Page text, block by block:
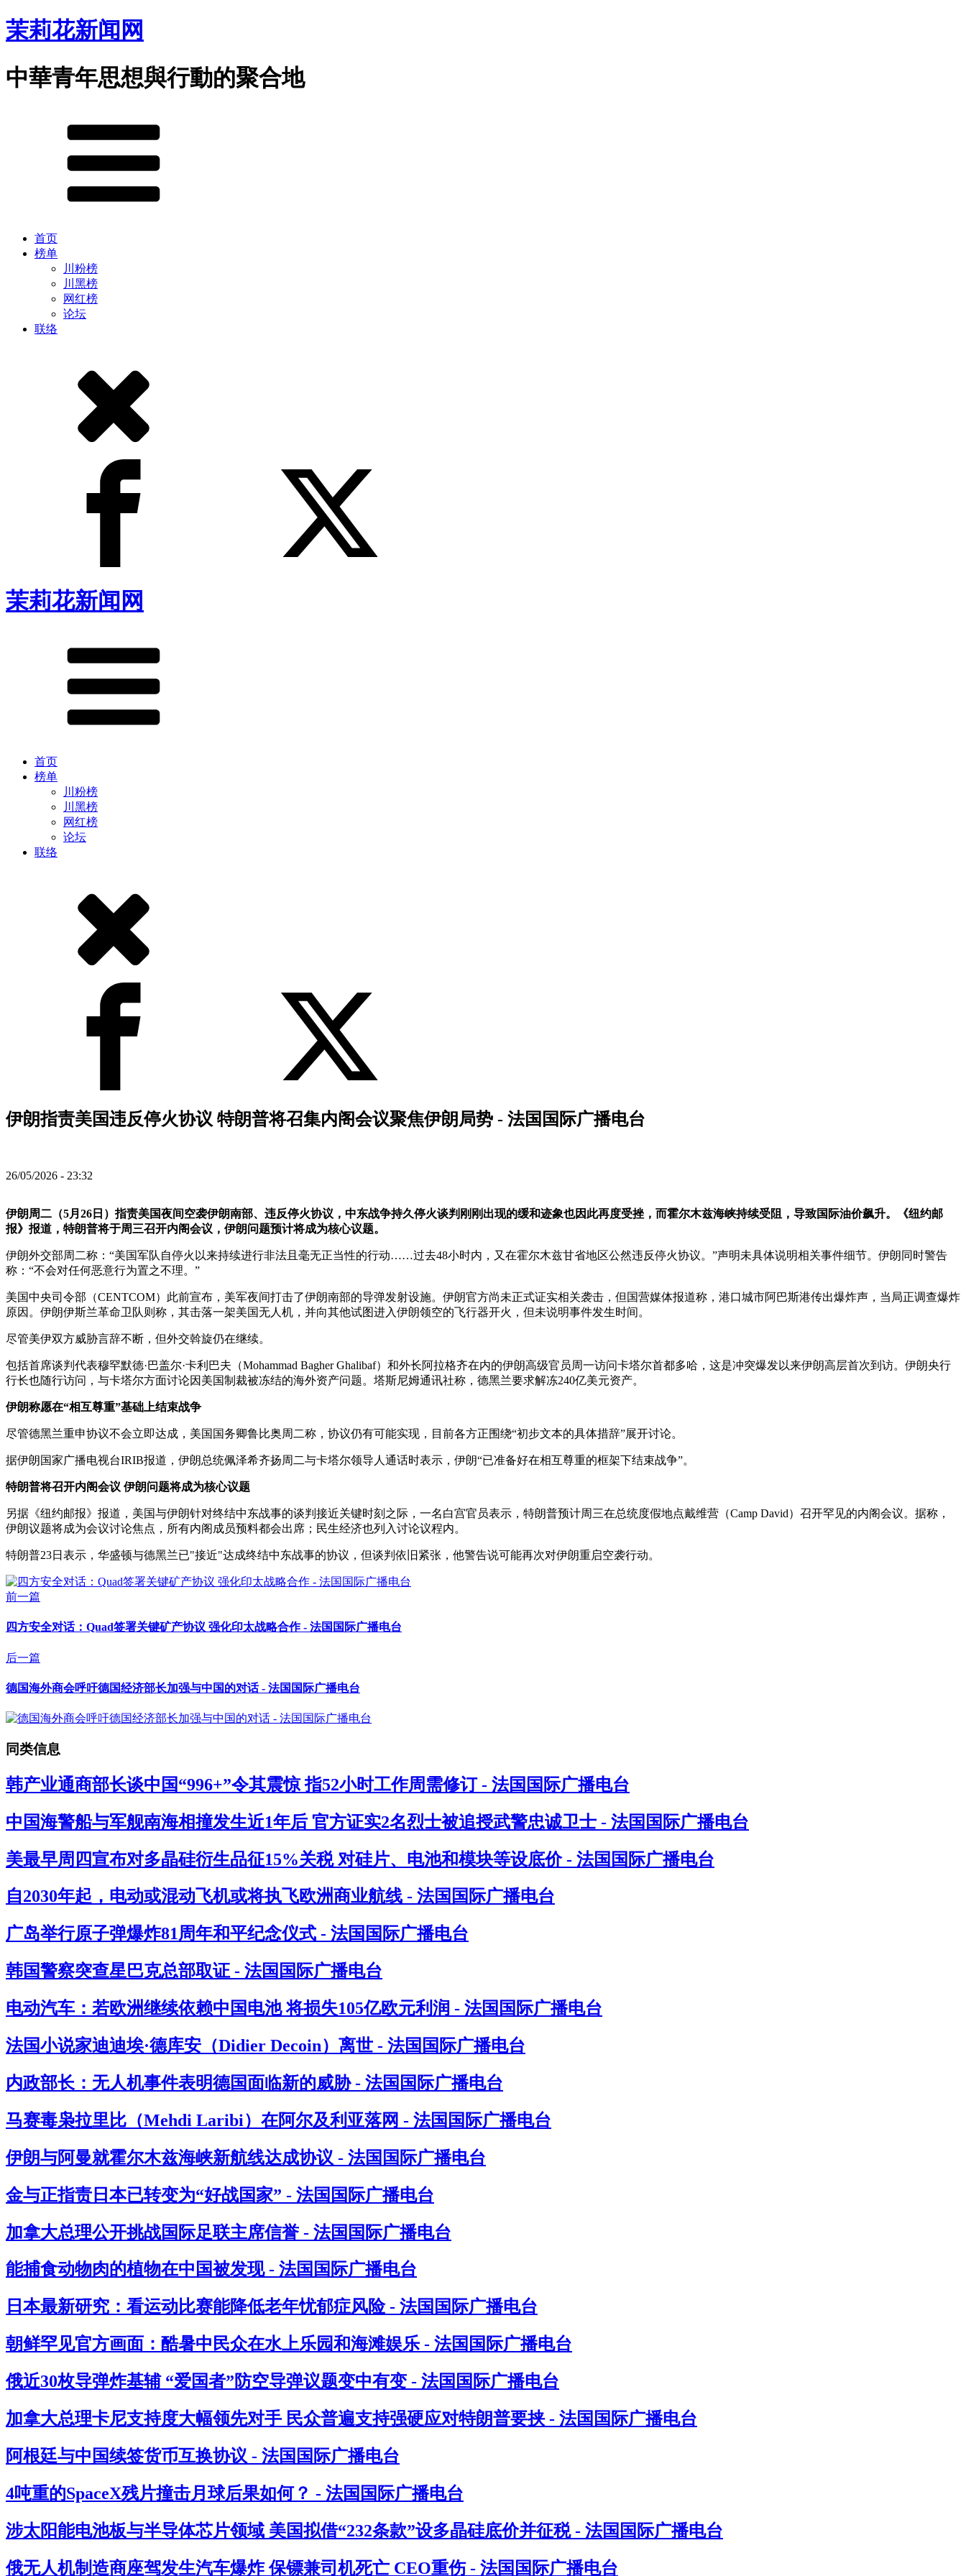
茉莉花新闻网
中華青年思想與行動的聚合地
首页
榜单
川粉榜
川黑榜
网红榜
论坛
联络
茉莉花新闻网
首页
榜单
川粉榜
川黑榜
网红榜
论坛
联络
伊朗指责美国违反停火协议 特朗普将召集内阁会议聚焦伊朗局势 - 法国国际广播电台
26/05/2026 - 23:32
伊朗周二（5月26日）指责美国夜间空袭伊朗南部、违反停火协议，中东战争持久停火谈判刚刚出现的缓和迹象也因此再度受挫，而霍尔木兹海峡持续受阻，导致国际油价飙升。《纽约邮
报》报道，特朗普将于周三召开内阁会议，伊朗问题预计将成为核心议题。
伊朗外交部周二称：“美国军队自停火以来持续进行非法且毫无正当性的行动……过去48小时内，又在霍尔木兹甘省地区公然违反停火协议。”声明未具体说明相关事件细节。伊朗同时警告
称：“不会对任何恶意行为置之不理。”
美国中央司令部（CENTCOM）此前宣布，美军夜间打击了伊朗南部的导弹发射设施。伊朗官方尚未正式证实相关袭击，但国营媒体报道称，港口城市阿巴斯港传出爆炸声，当局正调查爆炸
原因。伊朗伊斯兰革命卫队则称，其击落一架美国无人机，并向其他试图进入伊朗领空的飞行器开火，但未说明事件发生时间。
尽管美伊双方威胁言辞不断，但外交斡旋仍在继续。
包括首席谈判代表穆罕默德·巴盖尔·卡利巴夫（Mohammad Bagher Ghalibaf）和外长阿拉格齐在内的伊朗高级官员周一访问卡塔尔首都多哈，这是冲突爆发以来伊朗高层首次到访。伊朗央行
行长也随行访问，与卡塔尔方面讨论因美国制裁被冻结的海外资产问题。塔斯尼姆通讯社称，德黑兰要求解冻240亿美元资产。
伊朗称愿在“相互尊重”基础上结束战争
尽管德黑兰重申协议不会立即达成，美国国务卿鲁比奥周二称，协议仍有可能实现，目前各方正围绕“初步文本的具体措辞”展开讨论。
据伊朗国家广播电视台IRIB报道，伊朗总统佩泽希齐扬周二与卡塔尔领导人通话时表示，伊朗“已准备好在相互尊重的框架下结束战争”。
特朗普将召开内阁会议 伊朗问题将成为核心议题
另据《纽约邮报》报道，美国与伊朗针对终结中东战事的谈判接近关键时刻之际，一名白宫官员表示，特朗普预计周三在总统度假地点戴维营（Camp David）召开罕见的内阁会议。据称，
伊朗议题将成为会议讨论焦点，所有内阁成员预料都会出席；民生经济也列入讨论议程内。
特朗普23日表示，华盛顿与德黑兰已"接近"达成终结中东战事的协议，但谈判依旧紧张，他警告说可能再次对伊朗重启空袭行动。
前一篇
四方安全对话：Quad签署关键矿产协议 强化印太战略合作 - 法国国际广播电台
后一篇
德国海外商会呼吁德国经济部长加强与中国的对话 - 法国国际广播电台
同类信息
韩产业通商部长谈中国“996+”令其震惊 指52小时工作周需修订 - 法国国际广播电台
中国海警船与军舰南海相撞发生近1年后 官方证实2名烈士被追授武警忠诚卫士 - 法国国际广播电台
美最早周四宣布对多晶硅衍生品征15%关税 对硅片、电池和模块等设底价 - 法国国际广播电台
自2030年起，电动或混动飞机或将执飞欧洲商业航线 - 法国国际广播电台
广岛举行原子弹爆炸81周年和平纪念仪式 - 法国国际广播电台
韩国警察突查星巴克总部取证 - 法国国际广播电台
电动汽车：若欧洲继续依赖中国电池 将损失105亿欧元利润 - 法国国际广播电台
法国小说家迪迪埃·德库安（Didier Decoin）离世 - 法国国际广播电台
内政部长：无人机事件表明德国面临新的威胁 - 法国国际广播电台
马赛毒枭拉里比（Mehdi Laribi）在阿尔及利亚落网 - 法国国际广播电台
伊朗与阿曼就霍尔木兹海峡新航线达成协议 - 法国国际广播电台
金与正指责日本已转变为“好战国家” - 法国国际广播电台
加拿大总理公开挑战国际足联主席信誉 - 法国国际广播电台
能捕食动物肉的植物在中国被发现 - 法国国际广播电台
日本最新研究：看运动比赛能降低老年忧郁症风险 - 法国国际广播电台
朝鲜罕见官方画面：酷暑中民众在水上乐园和海滩娱乐 - 法国国际广播电台
俄近30枚导弹炸基辅 “爱国者”防空导弹议题变中有变 - 法国国际广播电台
加拿大总理卡尼支持度大幅领先对手 民众普遍支持强硬应对特朗普要挟 - 法国国际广播电台
阿根廷与中国续签货币互换协议 - 法国国际广播电台
4吨重的SpaceX残片撞击月球后果如何？ - 法国国际广播电台
涉太阳能电池板与半导体芯片领域 美国拟借“232条款”设多晶硅底价并征税 - 法国国际广播电台
俄无人机制造商座驾发生汽车爆炸 保镖兼司机死亡 CEO重伤 - 法国国际广播电台